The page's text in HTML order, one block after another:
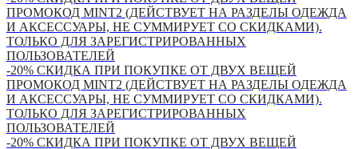
ПРОМОКОД MINT2 (ДЕЙСТВУЕТ НА РАЗДЕЛЫ ОДЕЖДА
И АКСЕССУАРЫ, НЕ СУММИРУЕТ СО СКИДКАМИ).
ТОЛЬКО ДЛЯ ЗАРЕГИСТРИРОВАННЫХ
ПОЛЬЗОВАТЕЛЕЙ
-20% СКИДКА ПРИ ПОКУПКЕ ОТ ДВУХ ВЕЩЕЙ
ПРОМОКОД MINT2 (ДЕЙСТВУЕТ НА РАЗДЕЛЫ ОДЕЖДА
И АКСЕССУАРЫ, НЕ СУММИРУЕТ СО СКИДКАМИ).
ТОЛЬКО ДЛЯ ЗАРЕГИСТРИРОВАННЫХ
ПОЛЬЗОВАТЕЛЕЙ
-20% СКИДКА ПРИ ПОКУПКЕ ОТ ДВУХ ВЕЩЕЙ